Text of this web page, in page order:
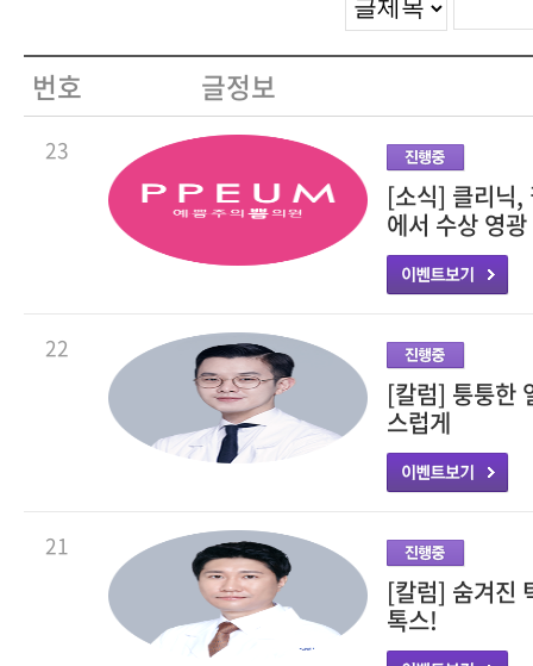
번호 글정보
23
[소식] 클리닉,
에서 수상 영
22
[칼럼] 퉁퉁한
스럽게
21
[칼럼] 숨겨진
톡스!